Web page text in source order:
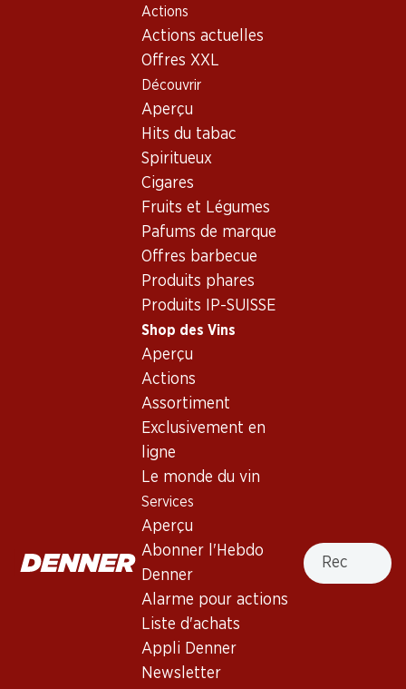
Actions
Actions actuelles
Offres XXL
Découvrir
Aperçu
Hits du tabac
Spiritueux
Cigares
Fruits et Légumes
Pafums de marque
Offres barbecue
Produits phares
Produits IP-SUISSE
Shop des Vins
Aperçu
Actions
Assortiment
Exclusivement en
ligne
Le monde du vin
Services
Aperçu
Abonner l'Hebdo
Denner
Alarme pour actions
Liste d'achats
Appli Denner
Newsletter
Recherche
Shop des Vins
Stone Barn White Zinfandel
Cantina Vallebelbo Moscato
Bosca Moscato Spumante
Bouteille: 6.95